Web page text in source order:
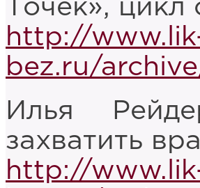
Точек»,
http://
bez.ru/
Илья
захватить
http://